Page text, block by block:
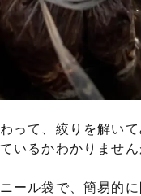
って、絞りを解い
いるかわかりませ
ール袋で、簡易的に